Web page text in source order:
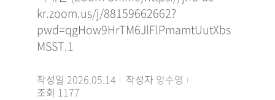
kr.zoom.us/j/88159662662?
pwd=qgHow9HrTM6JlFlPmamtUutXbs
MSST.1
작성일 2026.05.14 작성자 양수영
조회 1177